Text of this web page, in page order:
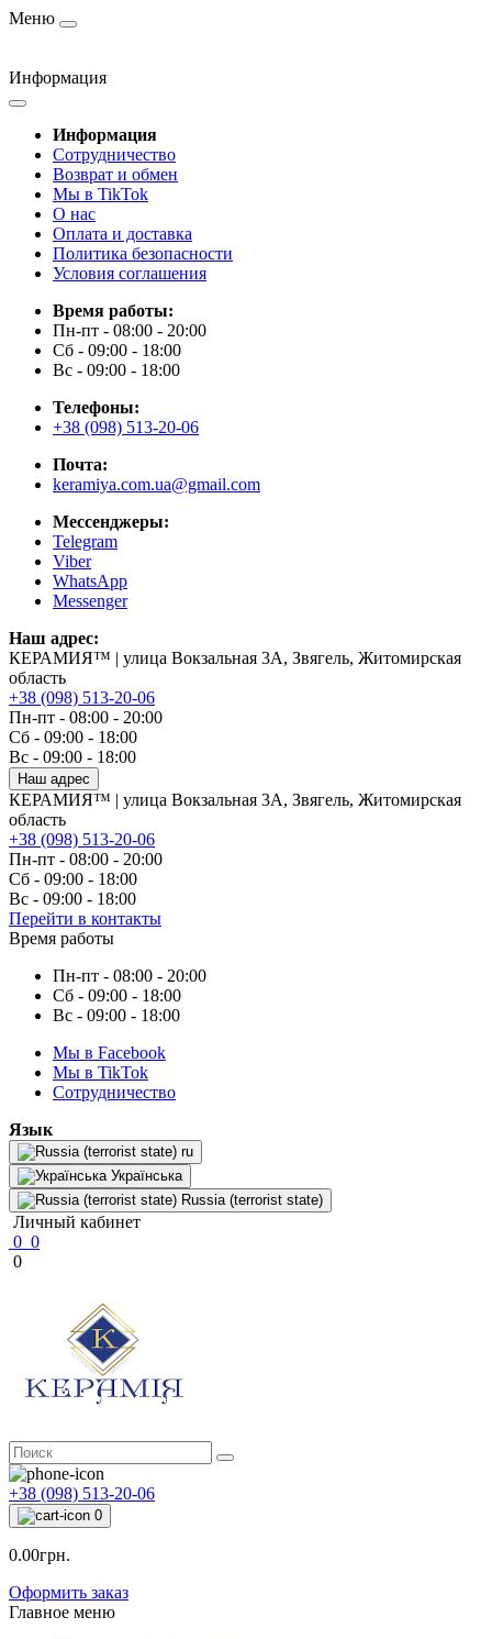
Меню
Информация
Информация
Cотрудничество
Возврат и обмен
Мы в TikTok
О нас
Оплата и доставка
Политика безопасности
Условия соглашения
Время работы:
Пн-пт - 08:00 - 20:00
Сб - 09:00 - 18:00
Вс - 09:00 - 18:00
Телефоны:
+38 (098) 513-20-06
Почта:
keramiya.com.ua@gmail.com
Мессенджеры:
Telegram
Viber
WhatsApp
Messenger
Наш адрес:
КЕРАМИЯ™ | улица Вокзальная 3А, Звягель, Житомирская
область
+38 (098) 513-20-06
Пн-пт - 08:00 - 20:00
Сб - 09:00 - 18:00
Вс - 09:00 - 18:00
Наш адрес
КЕРАМИЯ™ | улица Вокзальная 3А, Звягель, Житомирская
область
+38 (098) 513-20-06
Пн-пт - 08:00 - 20:00
Сб - 09:00 - 18:00
Вс - 09:00 - 18:00
Перейти в контакты
Время работы
Пн-пт - 08:00 - 20:00
Сб - 09:00 - 18:00
Вс - 09:00 - 18:00
Мы в Facebook
Мы в TikTok
Cотрудничество
Язык
ru
Українська
Russia (terrorist state)
Личный кабинет
0 0
0
+38 (098) 513-20-06
0
0.00грн.
Оформить заказ
Главное меню